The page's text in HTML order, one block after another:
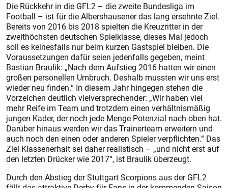
Die Rückkehr in die GFL2 – die zweite Bundesliga im
Football – ist für die Albershausener das lang ersehnte Ziel.
Bereits von 2016 bis 2018 spielten die Kreuzritter in der
zweithöchsten deutschen Spielklasse, dieses Mal jedoch
soll es keinesfalls nur beim kurzen Gastspiel bleiben. Die
Voraussetzungen dafür seien jedenfalls gegeben, meint
Bastian Braulik: „Nach dem Aufstieg 2016 hatten wir einen
großen personellen Umbruch. Deshalb mussten wir uns erst
wieder neu finden.“ In diesem Jahr hingegen stehen die
Vorzeichen deutlich vielversprechender: „Wir haben viel
mehr Reife im Team und trotzdem einen verhältnismäßig
jungen Kader, der noch jede Menge Potenzial nach oben hat.
Darüber hinaus werden wir das Trainerteam erweitern und
auch noch den einen oder anderen Spieler verpflichten.“ Das
Ziel Klassenerhalt sei daher realistisch – „und nicht erst auf
den letzten Drücker wie 2017“, ist Braulik überzeugt.
Durch den Abstieg der Stuttgart Scorpions aus der GFL2